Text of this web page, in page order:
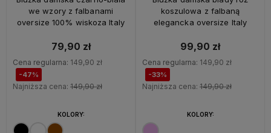
we wzory z falbanami
oversize 100% wiskoza Italy
79,90 zł
Cena regularna: 149,90 zł
-47%
Najniższa cena: 149,90 zł
KOLORY:
koszulowa z falbaną
elegancka oversize Italy
99,90 zł
Cena regularna: 149,90 zł
-33%
Najniższa cena: 149,90 zł
KOLORY: